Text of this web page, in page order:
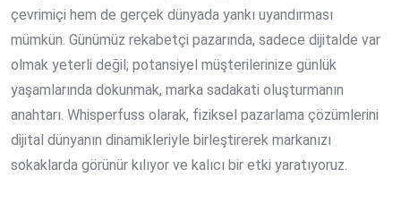
çevrimiçi hem de gerçek dünyada yankı uyandırması
mümkün. Günümüz rekabetçi pazarında, sadece dijitalde var
olmak yeterli değil; potansiyel müşterilerinize günlük
yaşamlarında dokunmak, marka sadakati oluşturmanın
anahtarı. Whisperfuss olarak, fiziksel pazarlama çözümlerini
dijital dünyanın dinamikleriyle birleştirerek markanızı
sokaklarda görünür kılıyor ve kalıcı bir etki yaratıyoruz.